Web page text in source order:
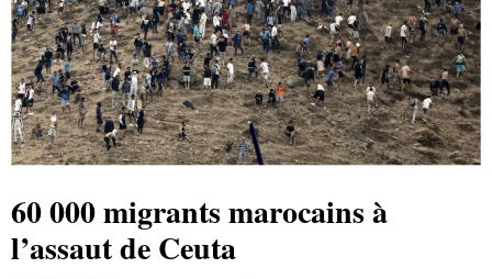
60 000 migrants marocains à
l’assaut de Ceuta